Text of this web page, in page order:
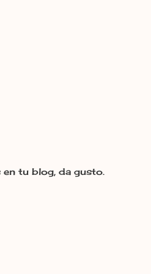
en tu blog, da gusto.